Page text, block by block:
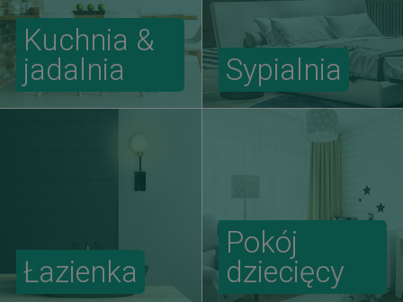
Kuchnia &
jadalnia
Sypialnia
Łazienka
Pokój
dziecięcy